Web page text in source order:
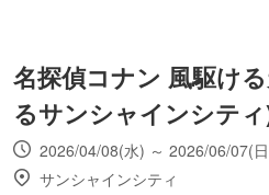
名探偵コナン 風駆け
るサンシャインシテ
サンシャインシティ